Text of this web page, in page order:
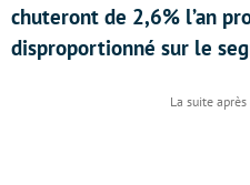
chuteront de 2,6% l’an
disproportionné sur le